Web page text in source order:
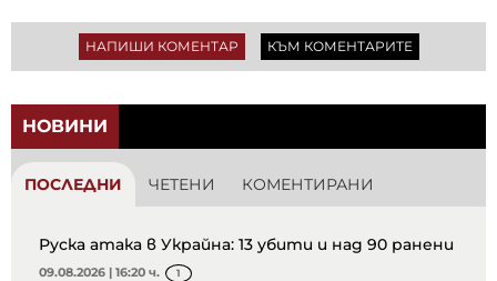
НАПИШИ КОМЕНТАР КЪМ КОМЕНТАРИТЕ
НОВИНИ
ПОСЛЕДНИ ЧЕТЕНИ КОМЕНТИРАНИ
Руска атака в Украйна: 13 убити и над 90 ранени
09.08.2026 | 16:20 ч. 1